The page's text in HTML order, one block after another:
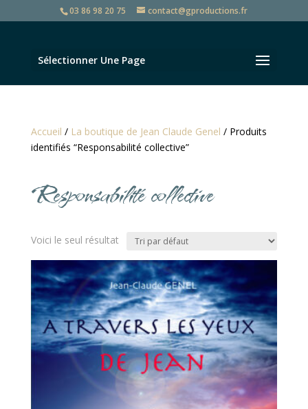
03 86 98 20 75 contact@gproductions.fr
Sélectionner Une Page
Accueil / La boutique de Jean Claude Genel / Produits
identifiés “Responsabilité collective”
Responsabilité collective
Voici le seul résultat